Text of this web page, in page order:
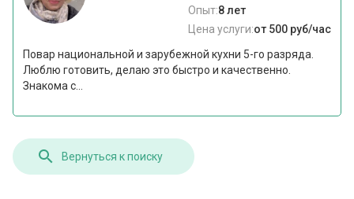
Опыт:8 лет
Цена услуги:от 500 руб/час
Повар национальной и зарубежной кухни 5-го разряда.
Люблю готовить, делаю это быстро и качественно.
Знакома с...
Вернуться к поиску